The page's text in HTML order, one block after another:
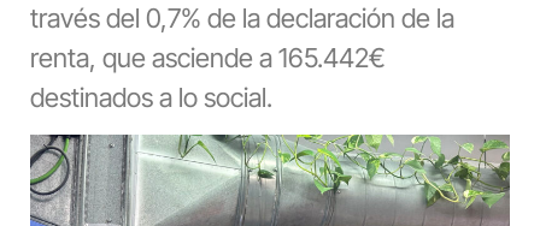
través del 0,7% de la declaración de la
renta, que asciende a 165.442€
destinados a lo social.